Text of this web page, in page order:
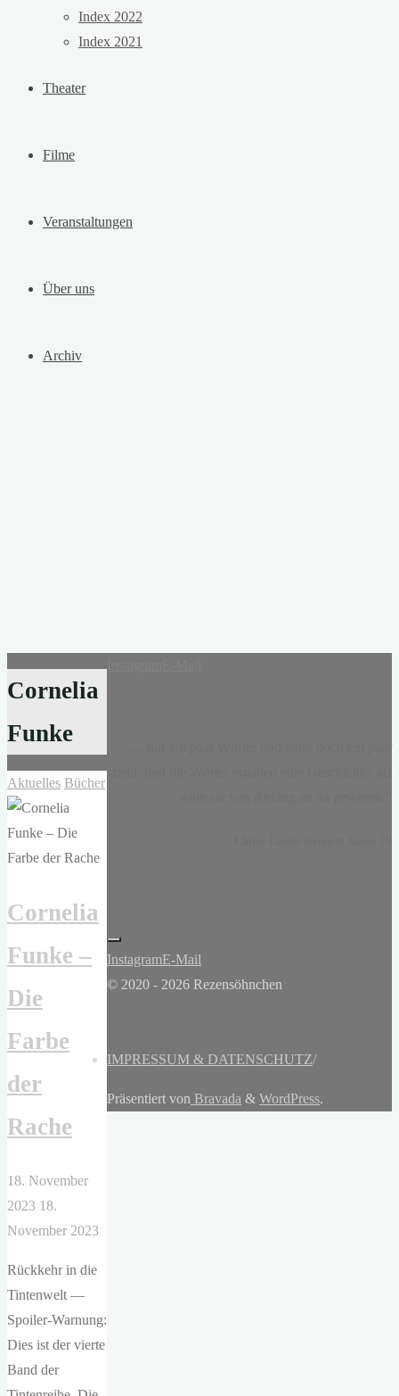
Index 2022
Index 2021
Theater
Filme
Veranstaltungen
Über uns
Archiv
Cornelia
Funke
Aktuelles Bücher
Cornelia
Funke –
Die
Farbe
der
Rache
18. November
2023 18.
November 2023
Rückkehr in die
Tintenwelt —
Spoiler-Warnung:
Dies ist der vierte
Band der
InstagramE-Mail
© 2020 - 2026 Rezensöhnchen
IMPRESSUM & DATENSCHUTZ/
Präsentiert von Bravada & WordPress.